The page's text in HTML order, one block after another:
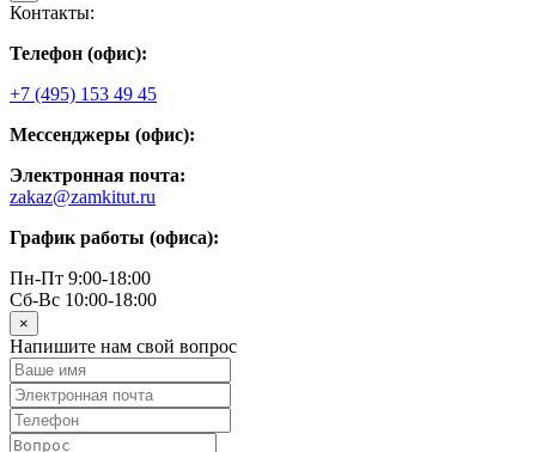
Контакты:
Телефон (офис):
+7 (495) 153 49 45
Мессенджеры (офис):
Электронная почта:
zakaz@zamkitut.ru
График работы (офиса):
Пн-Пт 9:00-18:00
Сб-Вс 10:00-18:00
×
Напишите нам свой вопрос